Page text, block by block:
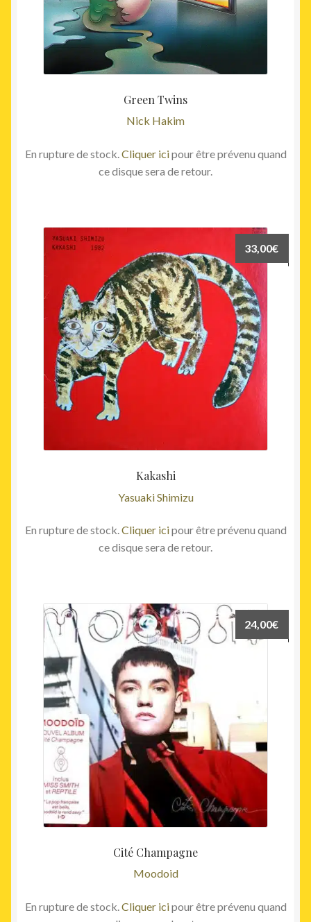
Green Twins
Nick Hakim
En rupture de stock.Cliquer icipour être prévenu quand
ce disque sera de retour.
Kakashi
Yasuaki Shimizu
33,00€
En rupture de stock.Cliquer icipour être prévenu quand
ce disque sera de retour.
Cité Champagne
Moodoid
24,00€
En rupture de stock.Cliquer icipour être prévenu quand